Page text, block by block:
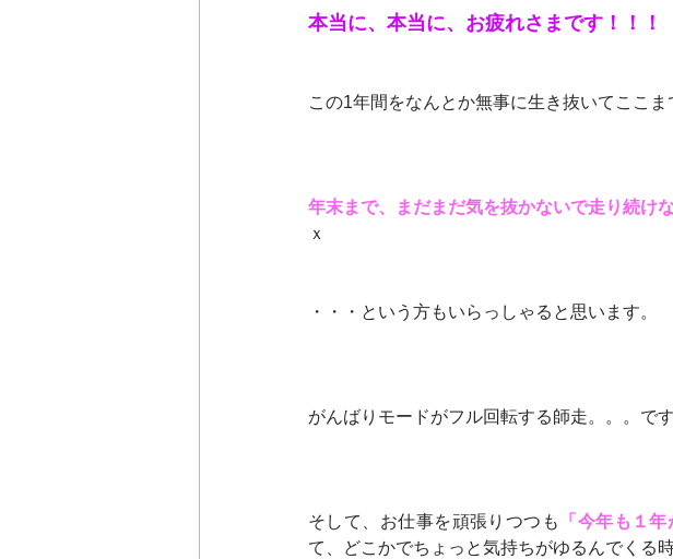
本当に、本当に、お疲れさまです！！！
この1年間をなんとか無事に生き抜いてここ
年末まで、まだまだ気を抜かないで走り続け
ｘ
・・・という方もいらっしゃると思います。
がんばりモードがフル回転する師走。。。で
そして、お仕事を頑張りつつも 「今年も１
て、どこかでちょっと気持ちがゆるんでくる